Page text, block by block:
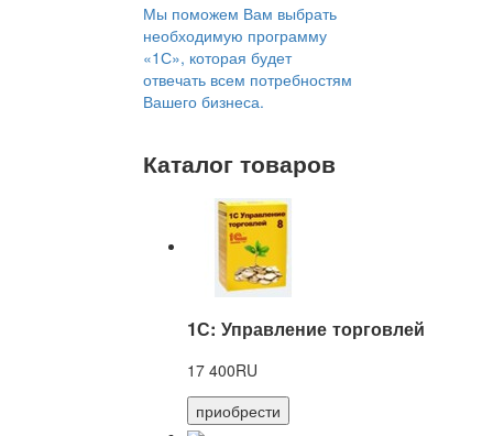
Мы поможем Вам выбрать
необходимую программу
«1С», которая будет
отвечать всем потребностям
Вашего бизнеса.
Каталог товаров
1С: Управление торговлей
17 400RU
приобрести